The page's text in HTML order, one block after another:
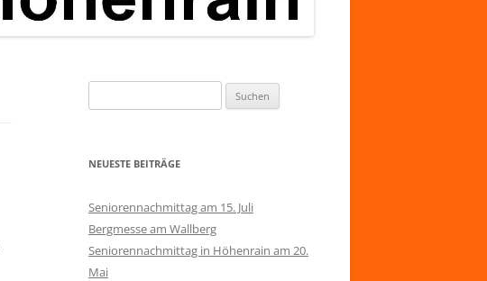
nach:
NEUESTE BEITRÄGE
Seniorennachmittag am 15. Juli
Bergmesse am Wallberg
Seniorennachmittag in Höhenrain am 20.
Mai